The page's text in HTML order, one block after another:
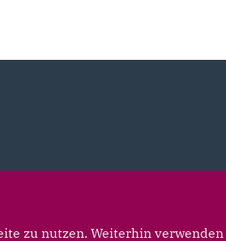
zu nutzen. Weiterhin